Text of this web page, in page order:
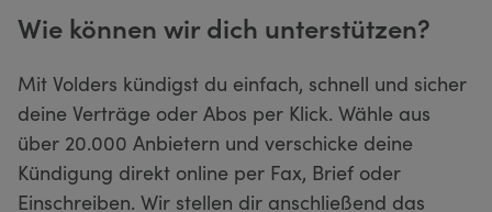
Wie können wir dich unterstützen?
Mit Volders kündigst du einfach, schnell und sicher
deine Verträge oder Abos per Klick. Wähle aus
über 20.000 Anbietern und verschicke deine
Kündigung direkt online per Fax, Brief oder
Einschreiben. Wir stellen dir anschließend das